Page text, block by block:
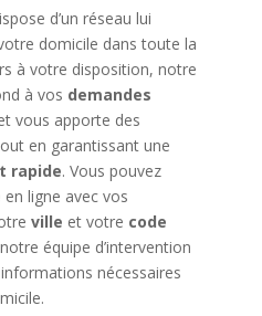
d’un réseau lui
domicile dans toute la
à votre disposition, notre
à vos demandes
vous apporte des
en garantissant une
rapide. Vous pouvez
en ligne avec vos
ville et votre code
équipe d’intervention
nécessaires